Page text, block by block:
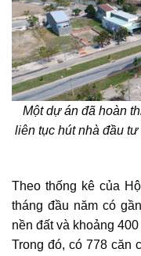
Một dự án đã hoàn
liên tục hút nhà đầu
Theo thống kê của
tháng đầu năm có
nền đất và khoảng
Trong đó, có 778 căn